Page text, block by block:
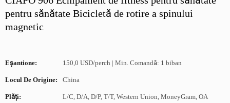
pentru sănătate Bicicletă de rotire a spinului
magnetic
Eșantione: 150,0 USD/perch | Min. Comandă: 1 biban
Locul De Origine: China
Plăți: L/C, D/A, D/P, T/T, Western Union, MoneyGram, OA